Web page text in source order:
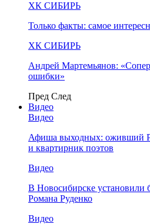
ХК СИБИРЬ
Только факты: самое
ХК СИБИРЬ
Андрей Мартемьянов:
ошибки»
Пред След
Видео
Видео
Афиша выходных: оживший
и квартирник поэтов
Видео
В Новосибирске
Романа Руденко
Видео